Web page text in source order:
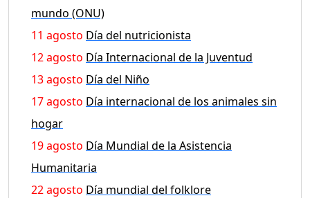
mundo (ONU)
11 agosto Día del nutricionista
12 agosto Día Internacional de la Juventud
13 agosto Día del Niño
17 agosto Día internacional de los animales sin
hogar
19 agosto Día Mundial de la Asistencia
Humanitaria
22 agosto Día mundial del folklore